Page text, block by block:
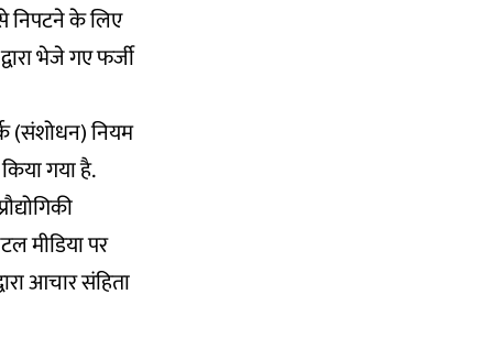
निपटने के लिए
भेजे गए फर्जी
(संशोधन) नियम
गया है.
मीडिया पर
आचार संहिता